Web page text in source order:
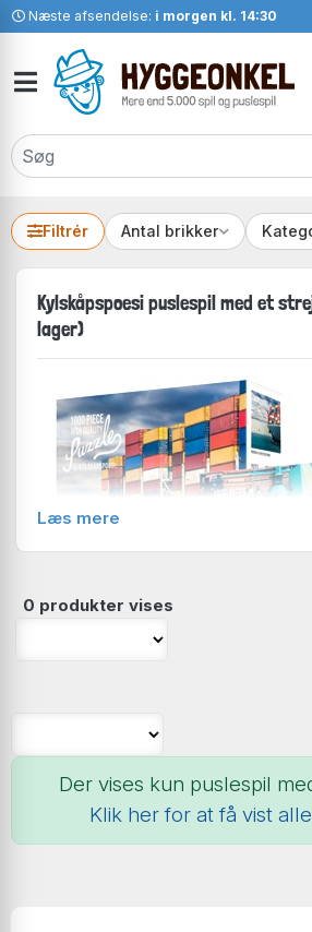
Næste afsendelse: i morgen kl. 14:30
Filtrér Antal brikker
Kylskåpspoesi puslespil med et
lager)
Kylskåpspoesi så dagens lys i 1998 i
Örebro i Sverige. Til at starte med
Kylskåpspoesi udelukkende
køleskabet. Der gik ikke lang tid før
Læs mere
0 produkter vises
Der vises kun puslespil
Klik her for at få vist